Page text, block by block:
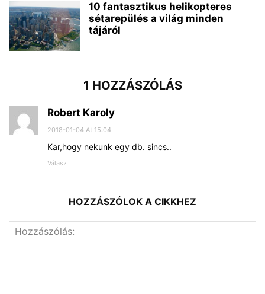
10 fantasztikus helikopteres
sétarepülés a világ minden
tájáról
1 HOZZÁSZÓLÁS
Robert Karoly
2018-01-04 At 15:04
Kar,hogy nekunk egy db. sincs..
Válasz
HOZZÁSZÓLOK A CIKKHEZ